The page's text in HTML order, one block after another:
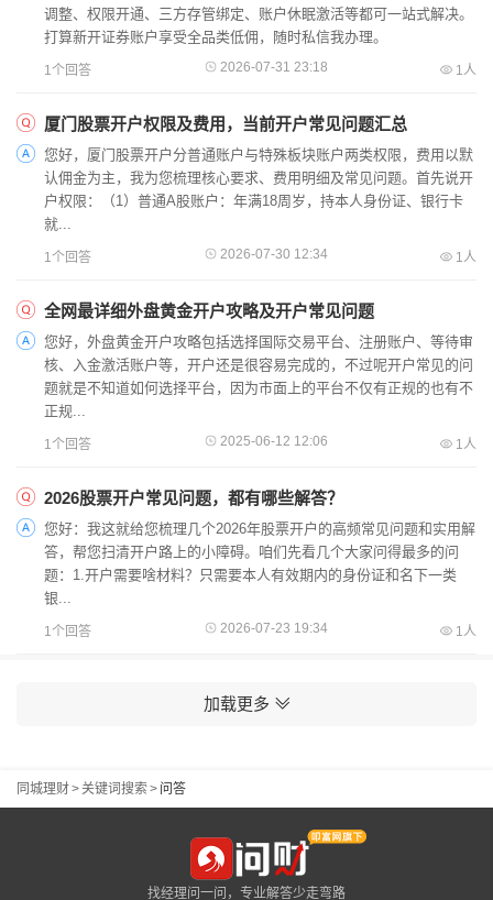
调整、权限开通、三方存管绑定、账户休眠激活等都可一站式解决。
打算新开证券账户享受全品类低佣，随时私信我办理。
1个回答 2026-07-31 23:18 1人
厦门股票开户权限及费用，当前开户常见问题汇总
您好，厦门股票开户分普通账户与特殊板块账户两类权限，费用以默
认佣金为主，我为您梳理核心要求、费用明细及常见问题。首先说开
户权限：（1）普通A股账户：年满18周岁，持本人身份证、银行卡
就...
1个回答 2026-07-30 12:34 1人
全网最详细外盘黄金开户攻略及开户常见问题
您好，外盘黄金开户攻略包括选择国际交易平台、注册账户、等待审
核、入金激活账户等，开户还是很容易完成的，不过呢开户常见的问
题就是不知道如何选择平台，因为市面上的平台不仅有正规的也有不
正规...
1个回答 2025-06-12 12:06 1人
2026股票开户常见问题，都有哪些解答？
您好：我这就给您梳理几个2026年股票开户的高频常见问题和实用解
答，帮您扫清开户路上的小障碍。咱们先看几个大家问得最多的问
题：1.开户需要啥材料？只需要本人有效期内的身份证和名下一类
银...
1个回答 2026-07-23 19:34 1人
加载更多
同城理财>关键词搜索> 问答
找经理问一问，专业解答少走弯路